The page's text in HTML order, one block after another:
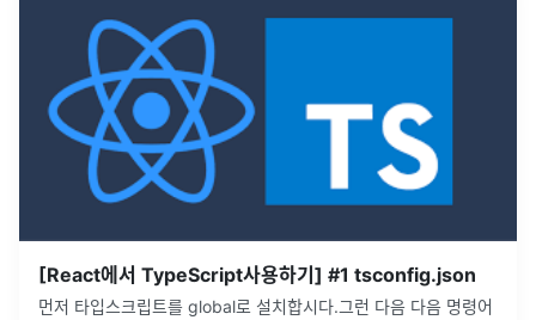
[React에서 TypeScript사용하기] #1 tsconfig.json
먼저 타입스크립트를 global로 설치합시다.그런 다음 다음 명령어